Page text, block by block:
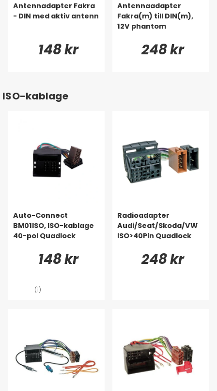
Antennadapter Fakra
- DIN med aktiv antenn
148 kr
Antennaadapter
Fakra(m) till DIN(m),
12V phantom
248 kr
ISO-kablage
Auto-Connect
BM01ISO, ISO-kablage
40-pol Quadlock
148 kr
(1)
Radioadapter
Audi/Seat/Skoda/VW
ISO>40Pin Quadlock
248 kr